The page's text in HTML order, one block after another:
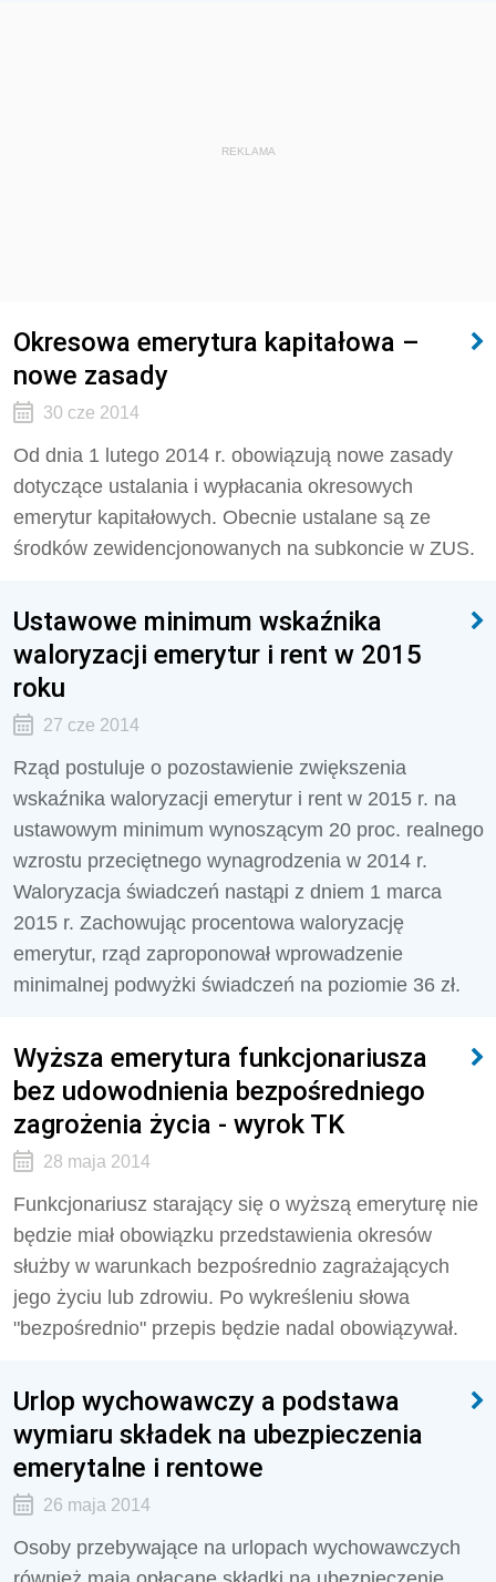
REKLAMA
Okresowa emerytura kapitałowa –
nowe zasady
30 cze 2014
Od dnia 1 lutego 2014 r. obowiązują nowe zasady
dotyczące ustalania i wypłacania okresowych
emerytur kapitałowych. Obecnie ustalane są ze
środków zewidencjonowanych na subkoncie w ZUS.
Ustawowe minimum wskaźnika
waloryzacji emerytur i rent w 2015
roku
27 cze 2014
Rząd postuluje o pozostawienie zwiększenia
wskaźnika waloryzacji emerytur i rent w 2015 r. na
ustawowym minimum wynoszącym 20 proc. realnego
wzrostu przeciętnego wynagrodzenia w 2014 r.
Waloryzacja świadczeń nastąpi z dniem 1 marca
2015 r. Zachowując procentowa waloryzację
emerytur, rząd zaproponował wprowadzenie
minimalnej podwyżki świadczeń na poziomie 36 zł.
Wyższa emerytura funkcjonariusza
bez udowodnienia bezpośredniego
zagrożenia życia - wyrok TK
28 maja 2014
Funkcjonariusz starający się o wyższą emeryturę nie
będzie miał obowiązku przedstawienia okresów
służby w warunkach bezpośrednio zagrażających
jego życiu lub zdrowiu. Po wykreśleniu słowa
"bezpośrednio" przepis będzie nadal obowiązywał.
Urlop wychowawczy a podstawa
wymiaru składek na ubezpieczenia
emerytalne i rentowe
26 maja 2014
Osoby przebywające na urlopach wychowawczych